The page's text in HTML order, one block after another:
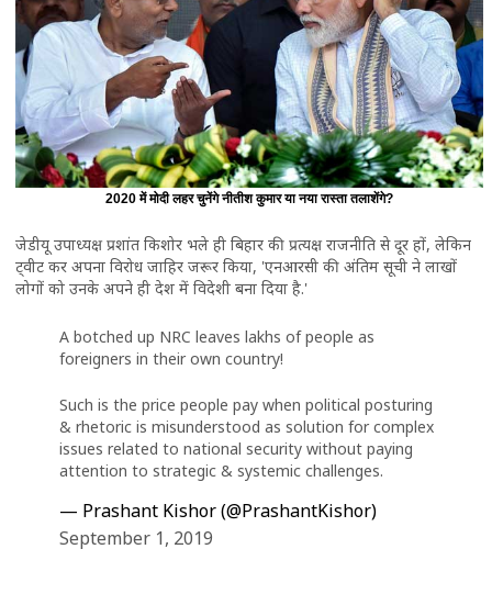
2020 में मोदी लहर चुनेंगे नीतीश कुमार या नया रास्ता तलाशेंगे?
जेडीयू उपाध्यक्ष प्रशांत किशोर भले ही बिहार की प्रत्यक्ष राजनीति से दूर हों, लेकिन
ट्वीट कर अपना विरोध जाहिर जरूर किया, 'एनआरसी की अंतिम सूची ने लाखों
लोगों को उनके अपने ही देश में विदेशी बना दिया है.'
A botched up NRC leaves lakhs of people as
foreigners in their own country!
Such is the price people pay when political posturing
& rhetoric is misunderstood as solution for complex
issues related to national security without paying
attention to strategic & systemic challenges.
— Prashant Kishor (@PrashantKishor)
September 1, 2019